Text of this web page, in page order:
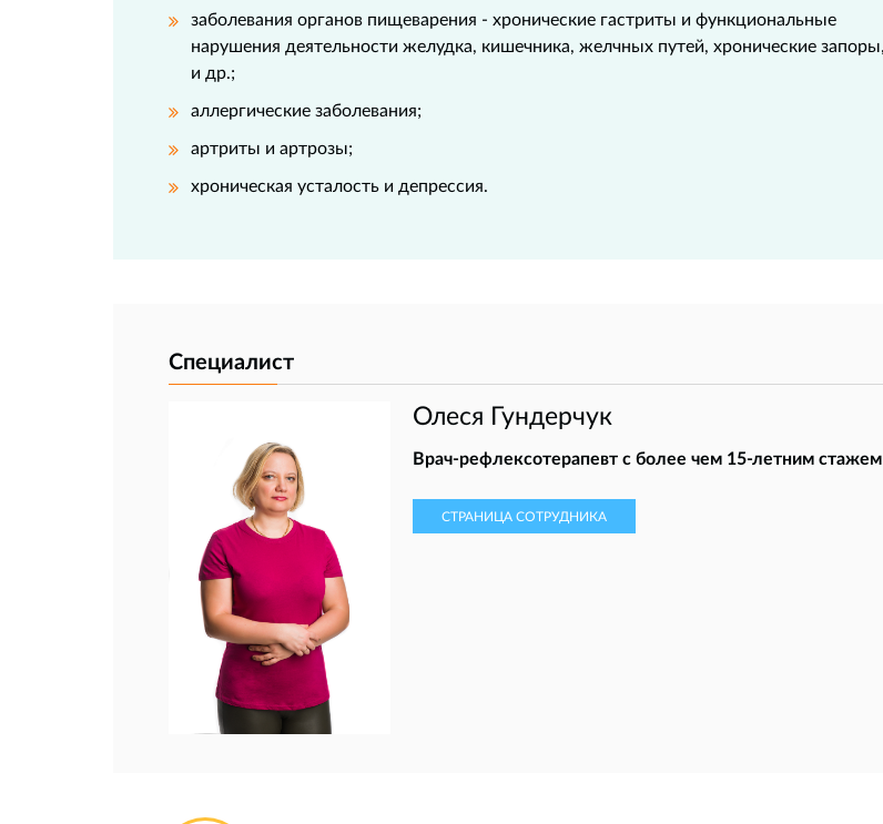
заболевания органов пищеварения - хронические гастриты и функциональные
нарушения деятельности желудка, кишечника, желчных путей, хронические запоры,
и др.;
аллергические заболевания;
артриты и артрозы;
хроническая усталость и депрессия.
Специалист
Олеся Гундерчук
Врач-рефлексотерапевт с более чем 15-летним стажем
СТРАНИЦА СОТРУДНИКА